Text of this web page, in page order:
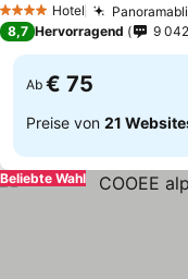
4 Sterne Hotel
8,7 Hervorragend 9 042
Ab € 75
Preise von 21
Beliebte Wahl